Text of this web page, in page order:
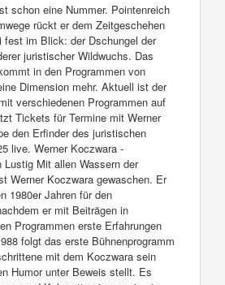
schon eine Nummer. Pointenreich
rückt er dem Zeitgeschehen
fest im Blick: der Dschungel der
juristischer Wildwuchs. Das
in den Programmen von
Dimension mehr. Aktuell ist der
verschiedenen Programmen auf
Tickets für Termine mit Werner
den Erfinder des juristischen
live. Werner Koczwara -
Lustig Mit allen Wassern der
Werner Koczwara gewaschen. Er
1980er Jahren für den
er mit Beiträgen in
Programmen erste Erfahrungen
folgt das erste Bühnenprogramm
mit dem Koczwara sein
Humor unter Beweis stellt. Es